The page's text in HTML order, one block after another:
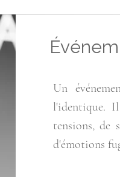
Un
l'identique.
tensions, de
d'émotions